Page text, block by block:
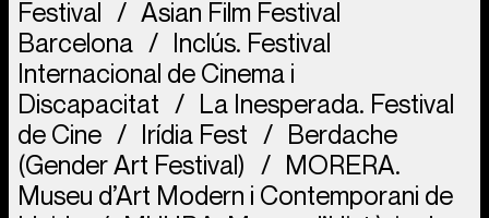
Festival
Asian Film Festival
Barcelona
Inclús. Festival
Internacional de Cinema i
Discapacitat
La Inesperada. Festival
de Cine
Irídia Fest
Berdache
(Gender Art Festival)
MORERA.
Museu d’Art Modern i Contemporani de